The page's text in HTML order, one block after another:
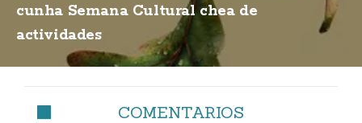
cunha Semana Cultural chea de
actividades
COMENTARIOS